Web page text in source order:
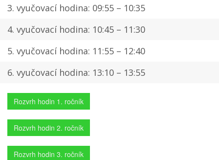
3. vyučovací hodina: 09:55 – 10:35
4. vyučovací hodina: 10:45 – 11:30
5. vyučovací hodina: 11:55 – 12:40
6. vyučovací hodina: 13:10 – 13:55
Rozvrh hodin 1. ročník
Rozvrh hodin 2. ročník
Rozvrh hodin 3. ročník